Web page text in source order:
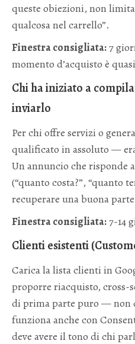
queste obiezioni, non
qualcosa nel carrello”.
Finestra consigliata:7
momento d’acquisto è
Chi ha iniziato a
inviarlo
Per chi offre servizi o
qualificato in assoluto —
Un annuncio che risponde
(“quanto costa?”, “quanto
recuperare una buona
Finestra consigliata:7-14
Clienti esistenti
Carica la lista clienti in
proporre riacquisto, cross-
di prima parte puro — non
funziona anche con
deve avere il tono di chi